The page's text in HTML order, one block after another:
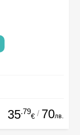
35.79
€ / 70лв.